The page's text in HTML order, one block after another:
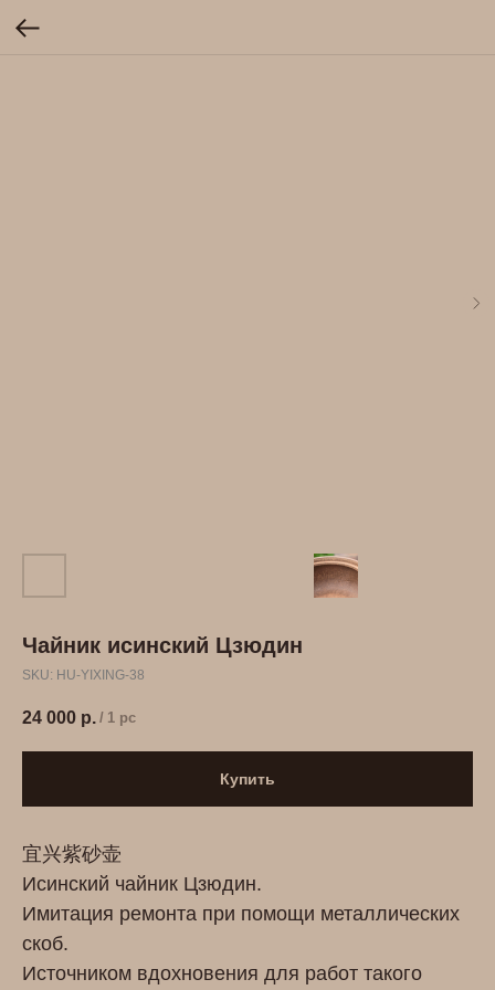
Чайник исинский Цзюдин
SKU: HU-YIXING-38
24 000 р. / 1 pc
Купить
宜兴紫砂壶
Исинский чайник Цзюдин.
Имитация ремонта при помощи металлических
скоб.
Источником вдохновения для работ такого